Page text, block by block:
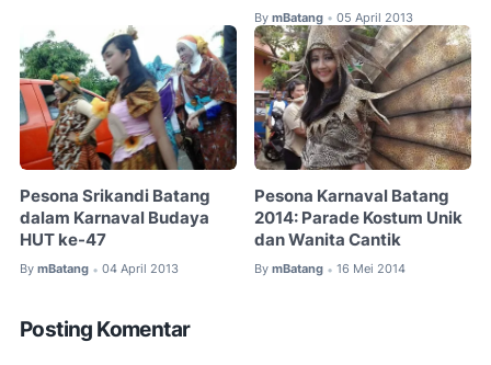
By mBatang • 05 April 2013
Pesona Srikandi Batang
dalam Karnaval Budaya
HUT ke-47
By mBatang • 04 April 2013
Pesona Karnaval Batang
2014: Parade Kostum Unik
dan Wanita Cantik
By mBatang • 16 Mei 2014
Posting Komentar